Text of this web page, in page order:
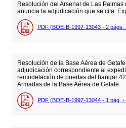
Resolución del Arsenal de Las
anuncia la adjudicación que se cita.
PDF (BOE-B-1997-13043 - 2 págs.
Resolución de la Base Aérea de
adjudicación correspondiente al
remodelación de puertas del hangar
Armadas de la Base Aérea de Getafe.
PDF (BOE-B-1997-13044 - 1 pág. -